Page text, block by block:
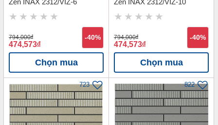
Zen INAX 2312/VIZ-6
794,000đ
474,573đ
-40%
Chọn mua
Zen INAX 2312/VIZ-10
794,000đ
474,573đ
-40%
Chọn mua
723 822